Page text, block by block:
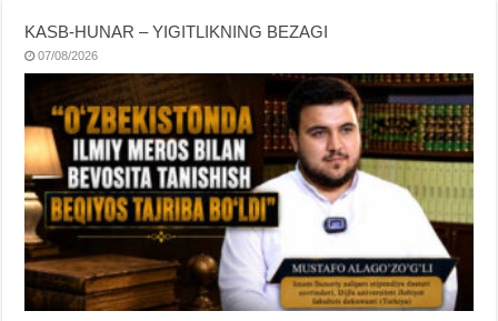
KASB-HUNAR – YIGITLIKNING BEZAGI
07/08/2026